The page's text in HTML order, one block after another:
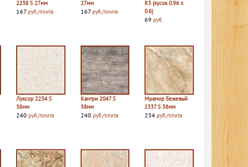
2238 S 27мм
167 руб./плита
27мм
167 руб./плита
R3 (кусок 0.96 х
0.6)
69руб.
Луксор 2234 S
38мм
240 руб./плита
Кантри 2047 S
38мм
240 руб./плита
Мрамор Бежевый
2337 S 38мм
234руб./плита